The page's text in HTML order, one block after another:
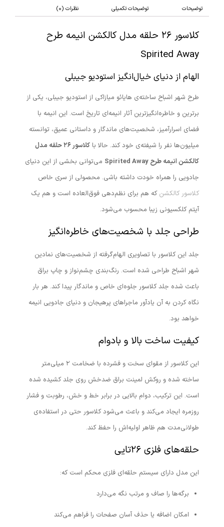
توضیحات توضیحات تکمیلی نظرات (0)
کلاسور ۲۶ حلقه مدل کالکشن انیمه طرح
Spirited Away
الهام از دنیای خیال‌انگیز استودیو جیبلی
طرح شهر اشباح ساخته‌ی هایائو میازاکی از استودیو جیبلی، یکی از
برترین و خاطره‌انگیزترین آثار انیمه‌ای تاریخ است. این انیمه با
فضای اسرارآمیز، شخصیت‌های ماندگار و داستانی عمیق، توانسته
میلیون‌ها نفر را شیفته‌ی خود کند. حالا با
کلاسور ۲۶ حلقه مدل
کالکشن انیمه طرح Spirited Away
می‌توانی بخشی از این دنیای
جادویی را همراه خودت داشته باشی. محصولی از سری خاص
کلاسور کالکشن که هم برای نظم‌دهی فوق‌العاده است و هم یک
آیتم کلکسیونی زیبا محسوب می‌شود.
طراحی جلد با شخصیت‌های خاطره‌انگیز
جلد این کلاسور با تصاویری الهام‌گرفته از شخصیت‌های نمادین
شهر اشباح طراحی شده است. رنگ‌بندی چشم‌نواز و چاپ براق
باعث شده جلد کلاسور جلوه‌ای خاص و ماندگار پیدا کند. هر بار
نگاه کردن به آن یادآور ماجراهای پرهیجان و دنیای جادویی انیمه
خواهد بود.
کیفیت ساخت بالا و بادوام
این کلاسور از مقوای سخت و فشرده با ضخامت ۲ میلی‌متر
ساخته شده و روکش لمینت براق ضدخش روی جلد کشیده شده
است. این ترکیب، دوام بالایی در برابر خط و خش، رطوبت و فشار
روزمره ایجاد می‌کند و باعث می‌شود کلاسور حتی در استفاده‌ی
طولانی‌مدت هم ظاهر اولیه‌اش را حفظ کند.
حلقه‌های فلزی ۲۶‌تایی
این مدل دارای سیستم حلقه‌ای فلزی محکم است که:
برگه‌ها را صاف و مرتب نگه می‌دارد
امکان اضافه یا حذف آسان صفحات را فراهم می‌کند